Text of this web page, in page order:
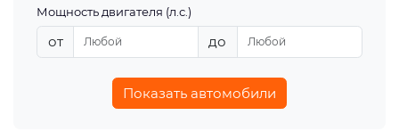
Мощность двигателя (л.с.)
от до
Показать автомобили